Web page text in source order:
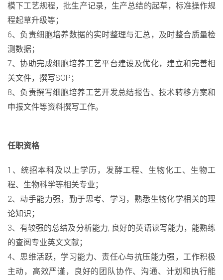
模下工艺规程，批生产记录，生产总结的起草，标准操作规
程起草升级等；
6、负责细胞培养数据的实时整理与汇总，及时整合质量检
测数据；
7、协助完成细胞培养工艺平台建设及优化，建立和完善相
关文件，撰写SOP；
8、负责撰写细胞培养工艺开发总结报告、技术转移方案和
申报文件等资料撰写工作。
任职资格
1、统招本科及以上学历，发酵工程、生物化工、生物工
程、生物科学等相关专业；
2、动手能力强，勤于思考、学习，熟悉生物化学相关的理
论知识；
3、有较强的总结及分析能力, 良好的英语读写能力，能熟练
的查阅专业英文文献；
4、思维活跃，学习能力、责任心与抗压能力强，工作积极
主动，高效严谨，良好的团队协作、沟通、计划和执行能